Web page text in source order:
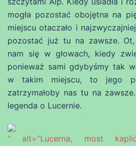
mogła pozostać obojętna na
miejscu otaczało i
pozostać już tu na zawsze.
nam się w głowach, kiedy
ponieważ sami gdybyśmy tak
w takim miejscu, to jego
zatrzymałoby nas tu na
legenda o Lucernie.
” alt=”Lucerna, most